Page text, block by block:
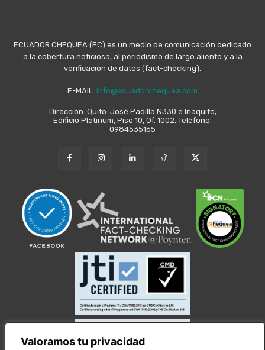
Valoramos tu privacidad
ECUADOR CHEQUEA (EC) es un medio de comunicación dedicado
a la cobertura noticiosa, al periodismo de largo aliento y a la
verificación de datos (fact-checking).
E-MAIL: info@ecuadorchequea.com
Dirección: Quito: José Padilla N330 e Iñaquito,
Edificio Platinum, Piso 10, Of. 1002. Teléfono:
0984535165